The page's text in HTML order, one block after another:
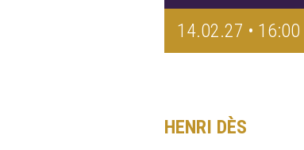
14.02.27 • 16:00
HENRI DÈS